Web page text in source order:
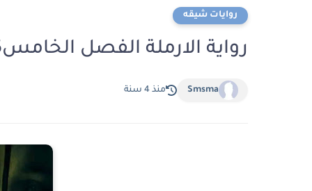
روايات شيقه
رواية الارملة الفصل الخامس5 بقلم نور الشامي
Smsma منذ 4 سنة